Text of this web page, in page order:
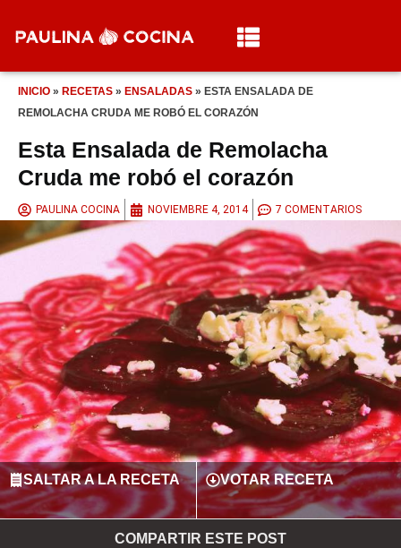
INICIO » RECETAS » ENSALADAS » ESTA ENSALADA DE
REMOLACHA CRUDA ME ROBÓ EL CORAZÓN
Esta Ensalada de Remolacha
Cruda me robó el corazón
PAULINA COCINA NOVIEMBRE 4, 2014 7 COMENTARIOS
SALTAR A LA RECETA VOTAR RECETA
COMPARTIR ESTE POST